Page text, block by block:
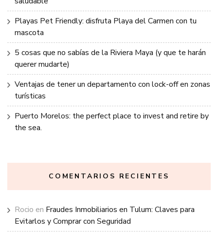
Playas Pet Friendly: disfruta Playa del Carmen con tu
mascota
5 cosas que no sabías de la Riviera Maya (y que te harán
querer mudarte)
Ventajas de tener un departamento con lock-off en zonas
turísticas
Puerto Morelos: the perfect place to invest and retire by
the sea.
COMENTARIOS RECIENTES
Rocio en Fraudes Inmobiliarios en Tulum: Claves para
Evitarlos y Comprar con Seguridad